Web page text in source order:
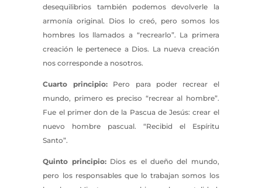
desequilibrios también podemos devolverle la
armonía original. Dios lo creó, pero somos los
hombres los llamados a “recrearlo”. La primera
creación le pertenece a Dios. La nueva creación
nos corresponde a nosotros.
Cuarto principio:Pero para poder recrear el
mundo, primero es preciso “recrear al hombre”.
Fue el primer don de la Pascua de Jesús: crear el
nuevo hombre pascual. “Recibid el Espíritu
Santo”.
Quinto principio:Dios es el dueño del mundo,
pero los responsables que lo trabajan somos los